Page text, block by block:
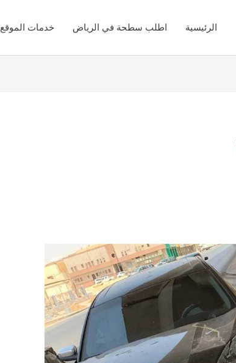
الرئيسية اطلب سطحة في الرياض خدمات الموقع